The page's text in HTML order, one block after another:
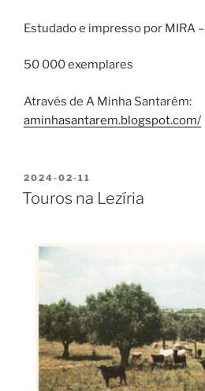
Estudado e impresso por MIRA
50 000 exemplares
Através de A Minha Santarém:
aminhasantarem.blogspot.com/
PUBLICADO
EM
2024-02-11
Touros na Lezíria